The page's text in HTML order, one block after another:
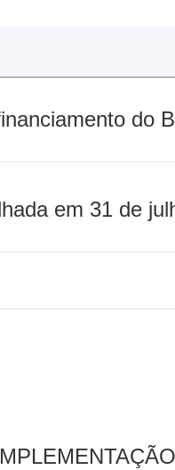
do
em 31 de